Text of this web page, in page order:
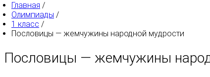
Главная /
Олимпиады /
1 класс /
Пословицы — жемчужины народной мудрости
Пословицы — жемчужины